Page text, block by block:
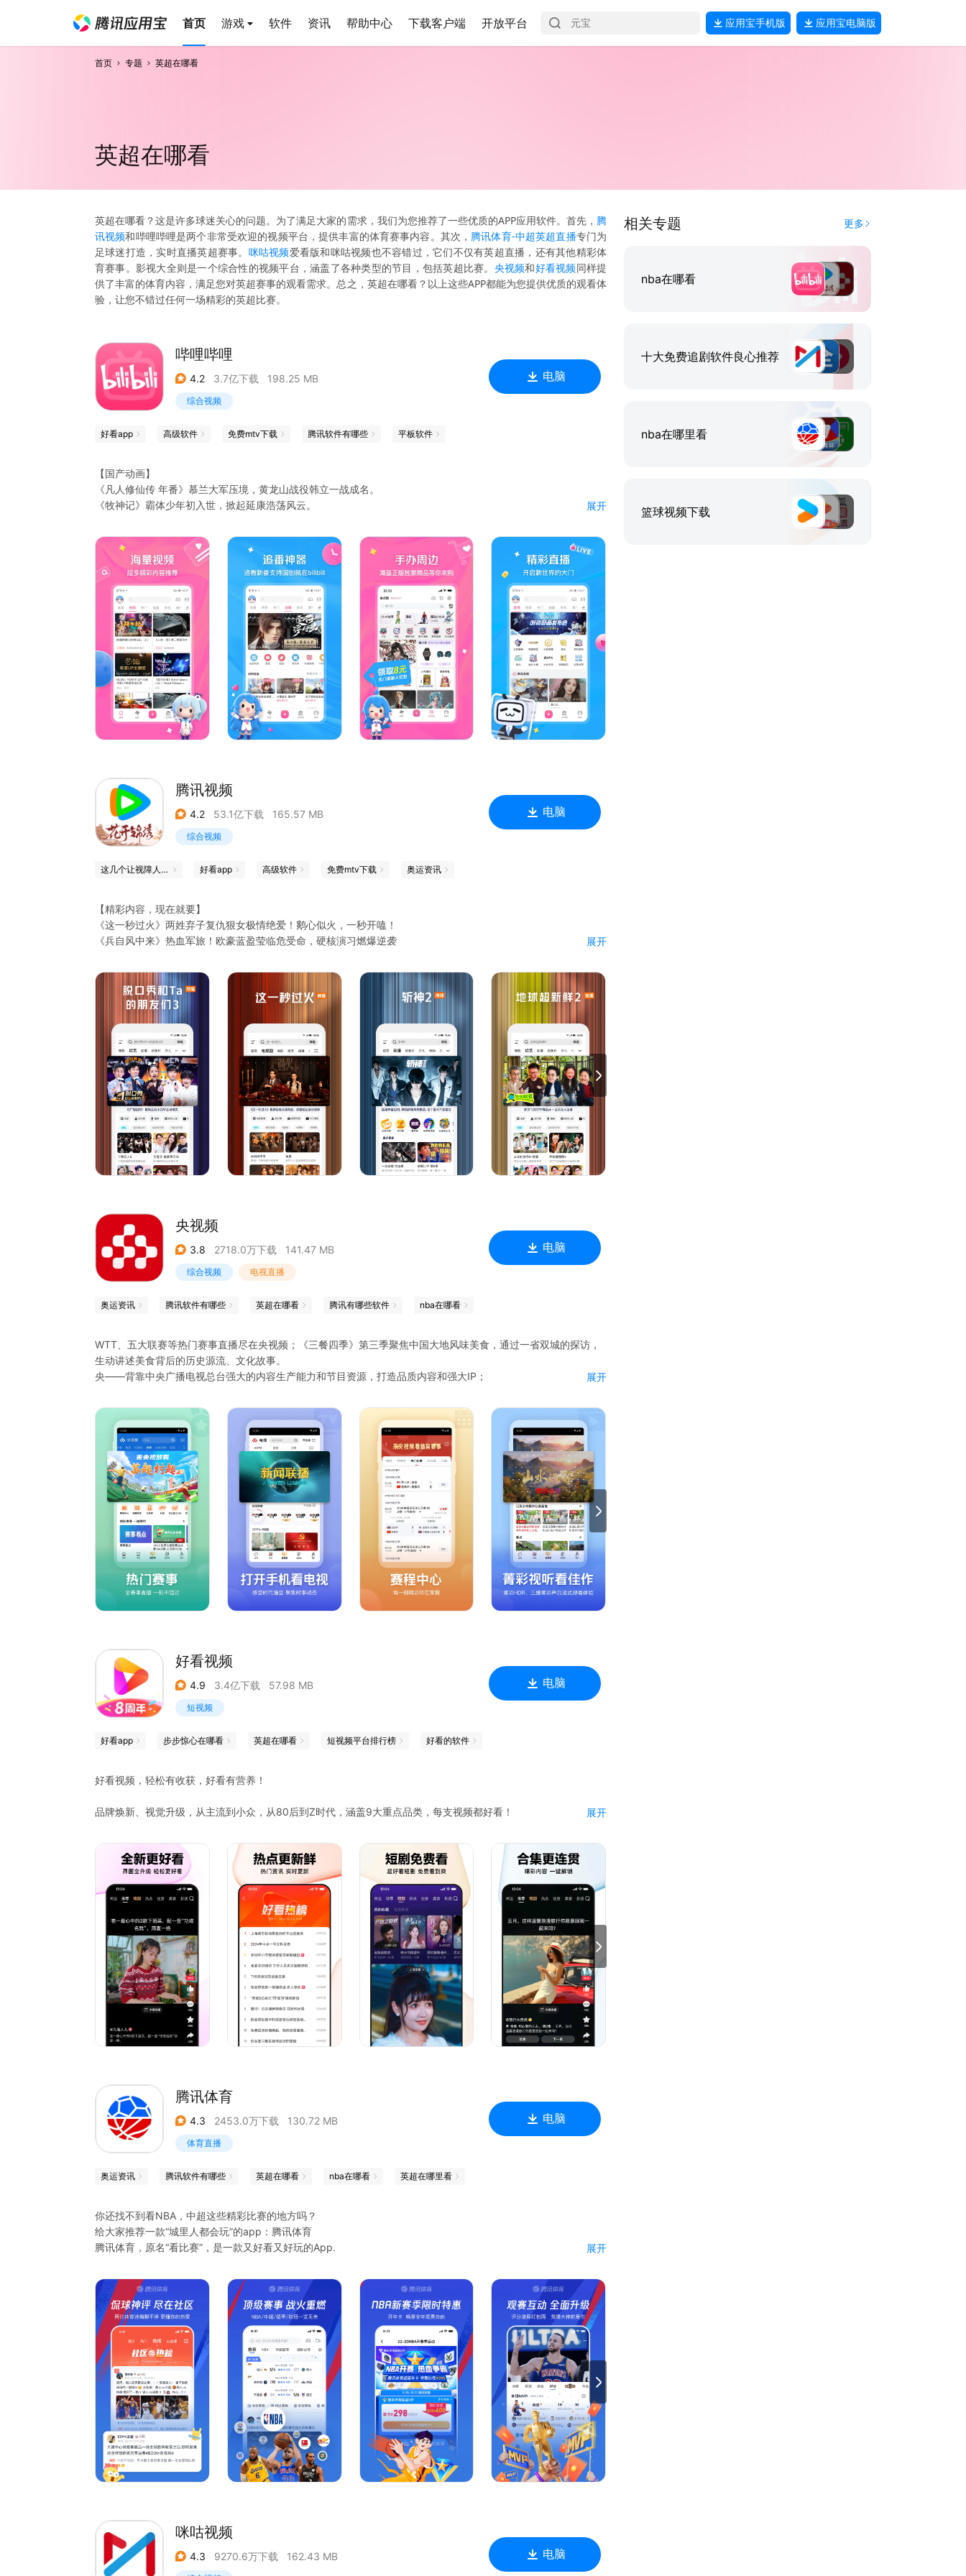
首页 游戏 软件 资讯 帮助中心 下载客户端 开放平台 应用宝手机版 应用宝电脑版
首页 专题 英超在哪看
英超在哪看
英超在哪看？这是许多球迷关心的问题。为了满足大家的需求，我们为您推荐了一些优质的APP应用软件。首先， 腾
讯视频和哔哩哔哩是两个非常受欢迎的视频平台，提供丰富的体育赛事内容。其次， 腾讯体育-中超英超直播专门为
足球迷打造，实时直播英超赛事。 咪咕视频爱看版和咪咕视频也不容错过，它们不仅有英超直播，还有其他精彩体
育赛事。影视大全则是一个综合性的视频平台，涵盖了各种类型的节目，包括英超比赛。 央视频和好看视频同样提
供了丰富的体育内容，满足您对英超赛事的观看需求。总之，英超在哪看？以上这些APP都能为您提供优质的观看体
验，让您不错过任何一场精彩的英超比赛。
哔哩哔哩
4.2 3.7亿下载 198.25 MB
综合视频
电脑
好看app 高级软件 免费mtv下载 腾讯软件有哪些 平板软件
【国产动画】
《凡人修仙传 年番》慕兰大军压境，黄龙山战役韩立一战成名。
《牧神记》霸体少年初入世，掀起延康浩荡风云。
《百日成王》100天，就让我俩一起加冕称王吧！
《记忆管理局》消除BUG管理记忆，去创造你想要的结局吧！
《成也萧河》学霸游戏恋爱两不误。
【番剧动画】
成为勇者拯救世界，才是惩罚真正的开始，《判处勇者刑》正在热播！
轻松快乐又隐有酸涩，像极了青春！《正相反的你与我》甜蜜上映中！
变身骑士拯救世界，《假面骑士ZZZ》任务继续！
还有海量精彩番剧内容等着你，快来与小伙伴们一同观看吧！！
【电影】
《消失的人》热播中，居民楼离奇案件谁才是幕后真凶！
《寒战1994》热播中，顶配港星阵容，97前夜上演四方权斗！
《超级马力欧银河大电影》热播中，水管工这回上天了！
展开
腾讯视频
4.2 53.1亿下载 165.57 MB
综合视频
电脑
这几个让视障人士世界「亮」起来的App 好看app 高级软件 免费mtv下载 奥运资讯
【精彩内容，现在就要】
《这一秒过火》两姓弃子复仇狠女极情绝爱！鹅心似火，一秒开嗑！
《兵自风中来》热血军旅！欧豪蓝盈莹临危受命，硬核演习燃爆逆袭
法国宫廷装扮，继承者之战打响！舞蹈比拼李乃文大劈叉被拖走，林一王玉雯竟是母子？陈星旭唯一全场“真孙子”！
《一饭封神 第2季》回归！顶级厨竞风云再起，原班人马全新赛制，残酷比拼下谁能晋级？剧毒石头鱼下锅，见手青
登场，爆浆烤羊眼惊呆谢霆锋！不看头衔只看厨艺，世界名厨为晋级拼了！
《寒战1994》郭富城、周润发、梁家辉再掀“寒战”狂潮，吴彦祖、刘俊谦正邪对决，权斗天花板再升级！
《10间敢死队》喜剧人绝境笑对人生，绝症患者组队实现遗愿清单
《今晚正好》马思纯、陈昊森直球野性恋，姐狗CP互撩撒糖
《斩神2》国漫神番回归，暑期必看！
《谷雨街后巷》穿过现实的迷宫，欢迎光临“谷雨街后巷”。
【意见反馈】
如遇问题或者有好的建议，欢迎加入QQ体验群反馈，将会有萌哒哒的视频妹为大家解答，并有持续好礼相送！官方
展开
央视频
3.8 2718.0万下载 141.47 MB
综合视频 电视直播
电脑
奥运资讯 腾讯软件有哪些 英超在哪看 腾讯有哪些软件 nba在哪看
WTT、五大联赛等热门赛事直播尽在央视频；《三餐四季》第三季聚焦中国大地风味美食，通过一省双城的探访，
生动讲述美食背后的历史源流、文化故事。
央——背靠中央广播电视总台强大的内容生产能力和节目资源，打造品质内容和强大IP；
氧——热播大剧、顶级赛事、权威新闻，看过不仅一笑而过，还能有所收获；
Young——丰富多元的视频内容类型，微短剧、长剧集、直播、电视、VR、4K、8K……给用户更多新选择。
在央视频不仅能看到权威的时事内容，还可以看到“泛文体、泛资讯、泛知识”多元化的精彩视频；不仅有轻松好玩的
文娱、动漫、影视等内容，还有知名主播、记者、编导等总台“名人”为央视频创作的独家视频；不仅聚合了《新闻联
播》《动物世界》《天下足球》《航拍中国》《舌尖》等数不胜数的新老热播节目，也汇聚了央视及各地方卫视三
十余个频道的电视节目直播，更有丰富的赛事和热点事件的实况报道。
央视频，做有品质的视频社交媒体。
展开
好看视频
4.9 3.4亿下载 57.98 MB
短视频
电脑
好看app 步步惊心在哪看 英超在哪看 短视频平台排行榜 好看的软件
好看视频，轻松有收获，好看有营养！
品牌焕新、视觉升级，从主流到小众，从80后到Z时代，涵盖9大重点品类，每支视频都好看！
话题帖子：参与讨论，获得更多有价值的内容。
视频感想：一键生成心情，尽情表达自我。
【轻松有收获】
畅享海量丰富资源，你想看的这儿全有
根据兴趣智能推荐，有趣视频都不错过
【好看有营养】
精彩视频超清播放，想怎么看就怎么看
知识资源多元融合，优质信息触手可及
【创造更好看】
创作学院干货满满，作者权益充分保障
千万作者人人受益，成为百万粉丝大V
精彩直播互动不停，一起领略人生风景
主播即时双向互动，把握更多美好瞬间
贴吧：@好看视频吧
展开
腾讯体育
4.3 2453.0万下载 130.72 MB
体育直播
电脑
奥运资讯 腾讯软件有哪些 英超在哪看 nba在哪看 英超在哪里看
你还找不到看NBA，中超这些精彩比赛的地方吗？
给大家推荐一款“城里人都会玩”的app：腾讯体育
腾讯体育，原名“看比赛”，是一款又好看又好玩的App.
好玩，是这里还有实力和人气兼备的社区！在社区你可以与球星直接面对面对话、与球友开心斗嘴、与专家热烈讨
论。进了社区，So easy！妈妈再也不担心我的体育学习啦！
别犹豫了，加入我们，腾讯体育，你值得拥有!
让我们一起High翻足篮，放肆吼出来！
更多精彩内容等待你的发现！
展开
咪咕视频
4.3 9270.6万下载 162.43 MB 电脑
相关专题 更多
nba在哪看
十大免费追剧软件良心推荐
nba在哪里看
篮球视频下载